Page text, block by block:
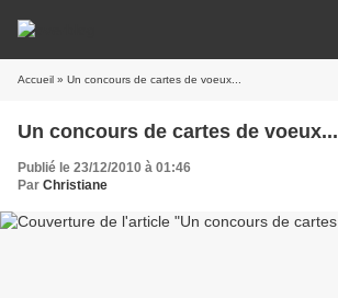
Accueil » Un concours de cartes de voeux...
Un concours de cartes de voeux...
Publié le 23/12/2010 à 01:46
Par Christiane